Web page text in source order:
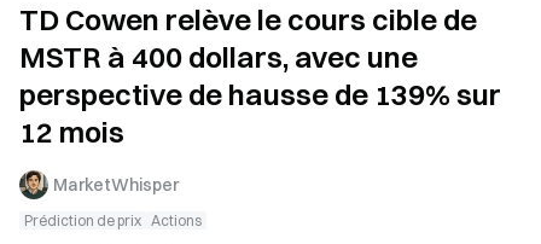
TD Cowen relève le cours cible de
MSTR à 400 dollars, avec une
perspective de hausse de 139% sur
12 mois
MarketWhisper
Prédiction de prix Actions